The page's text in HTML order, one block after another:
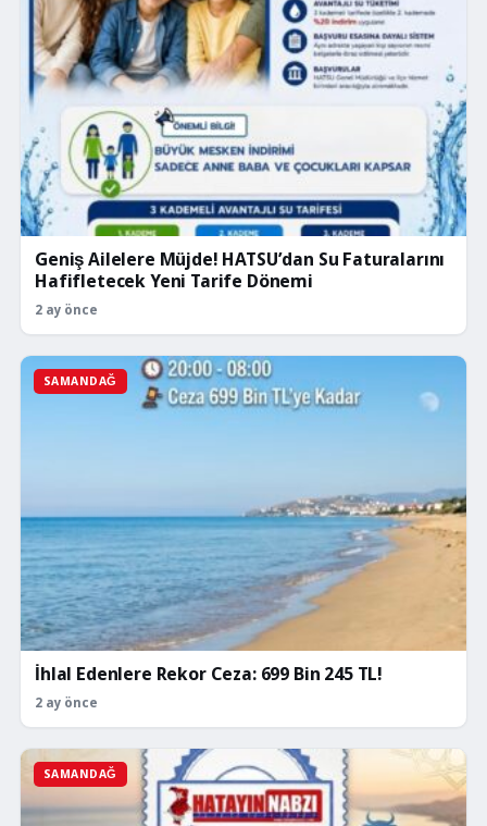
Geniş Ailelere Müjde! HATSU’dan Su Faturalarını
Hafifletecek Yeni Tarife Dönemi
2 ay önce
SAMANDAĞ
İhlal Edenlere Rekor Ceza: 699 Bin 245 TL!
2 ay önce
SAMANDAĞ